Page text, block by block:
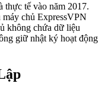
thực tế vào năm 2017.
chủ ExpressVPN
không chứa dữ liệu
giữ nhật ký hoạt động